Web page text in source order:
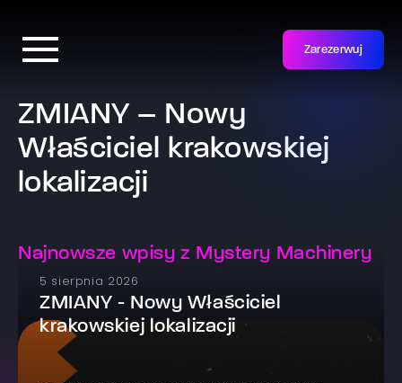
Zarezerwuj
ZMIANY – Nowy
Właściciel krakowskiej
lokalizacji
Najnowsze wpisy z Mystery Machinery
5 sierpnia 2026
ZMIANY - Nowy Właściciel
krakowskiej lokalizacji